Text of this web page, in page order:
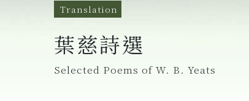
Translation
葉慈詩選
Selected Poems of W. B. Yeats